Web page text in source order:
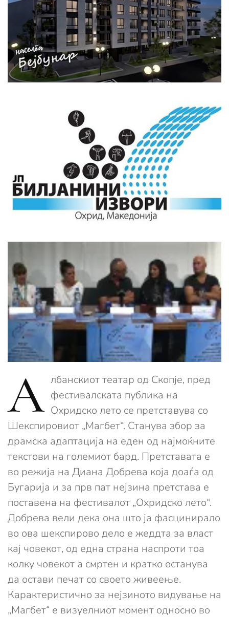
А лбанскиот театар од Скопје, пред
фестивалската публика на
Охридско лето се претставува со
Шекспировиот „Магбет“. Станува збор за
драмска адаптација на еден од најмоќните
текстови на големиот бард. Претставата е
во режија на Диана Добрева која доаѓа од
Бугарија и за прв пат нејзина претстава е
поставена на фестивалот „Охридско лето“.
Добрева вели дека она што ја фасцинирало
во ова шекспирово дело е жеддта за власт
кај човекот, од една страна наспроти тоа
колку човекот а смртен и кратко останува
да остави печат со своето живеење.
Карактеристично за нејзиното видување на
„Магбет“ е визуелниот момент односно во